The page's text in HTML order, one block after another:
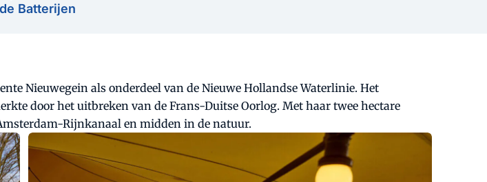
Batterijen
Nieuwegein als onderdeel van de Nieuwe Hollandse Waterlinie. Het
door het uitbreken van de Frans-Duitse Oorlog. Met haar twee hectare
Rijnkanaal en midden in de natuur.